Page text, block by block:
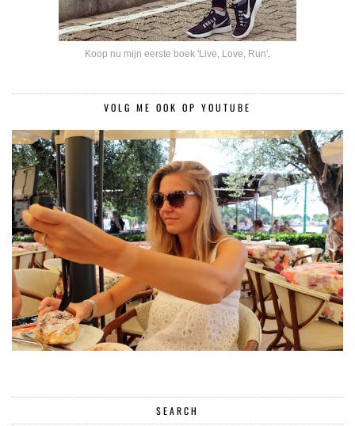
Koop nu mijn eerste boek 'Live, Love, Run'.
VOLG ME OOK OP YOUTUBE
SEARCH